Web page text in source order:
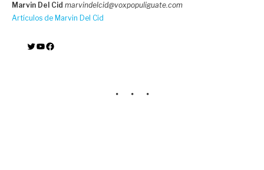
Marvin Del Cid marvindelcid@voxpopuliguate.com
Artículos de Marvin Del Cid
Twitter YouTube Facebook